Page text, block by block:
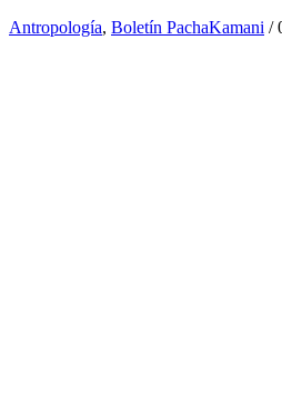
Antropología, Boletín PachaKamani /